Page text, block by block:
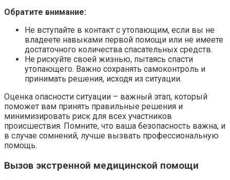
Обратите внимание:
Не вступайте в контакт с утопающим, если вы не
владеете навыками первой помощи или не имеете
достаточного количества спасательных средств.
Не рискуйте своей жизнью, пытаясь спасти
утопающего. Важно сохранять самоконтроль и
принимать решения, исходя из ситуации.
Оценка опасности ситуации – важный этап, который
поможет вам принять правильные решения и
минимизировать риск для всех участников
происшествия. Помните, что ваша безопасность важна, и
в случае сомнений, лучше вызвать профессиональную
помощь.
Вызов экстренной медицинской помощи